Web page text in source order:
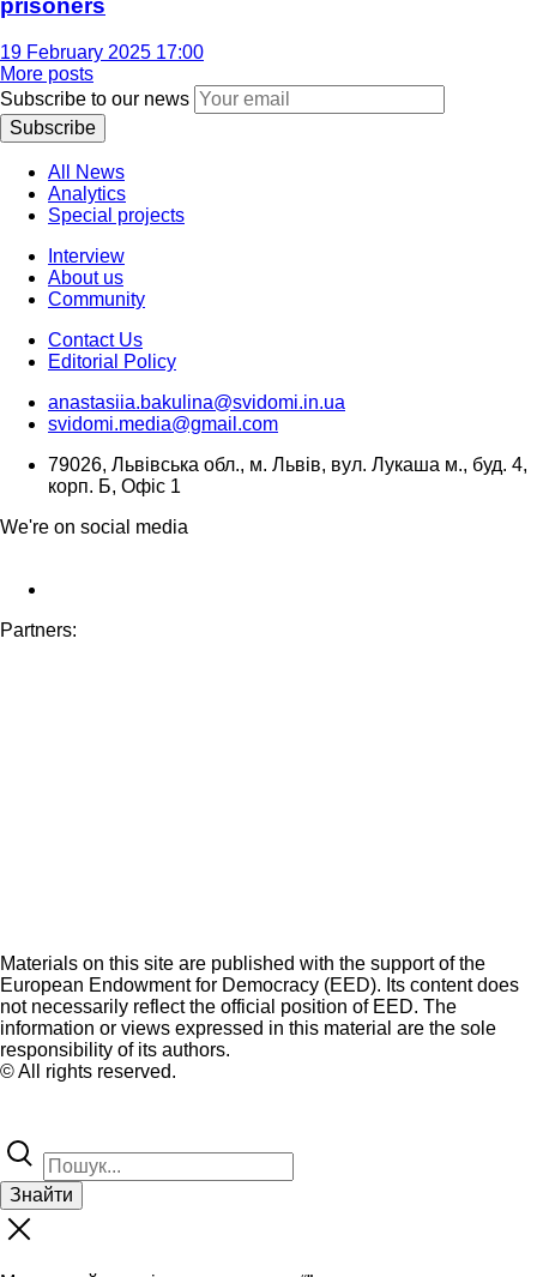
prisoners
19 February 2025 17:00
More posts
Subscribe to our news
Subscribe
All News
Analytics
Special projects
Interview
About us
Community
Contact Us
Editorial Policy
anastasiia.bakulina@svidomi.in.ua
svidomi.media@gmail.com
79026, Львівська обл., м. Львів, вул. Лукаша м., буд. 4,
корп. Б, Офіс 1
We're on social media
Partners:
Materials on this site are published with the support of the
European Endowment for Democracy (EED). Its content does
not necessarily reflect the official position of EED. The
information or views expressed in this material are the sole
responsibility of its authors.
© All rights reserved.
Знайти